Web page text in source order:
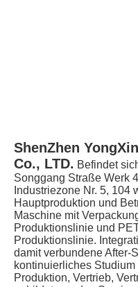
ShenZhen
Co., LTD. Befindet
Songgang Straße Werk
Industriezone Nr. 5, 104
Hauptproduktion und
Maschine mit
Produktionslinie und
Produktionslinie.
damit verbundene After-
kontinuierliches
Produktion, Vertrieb,